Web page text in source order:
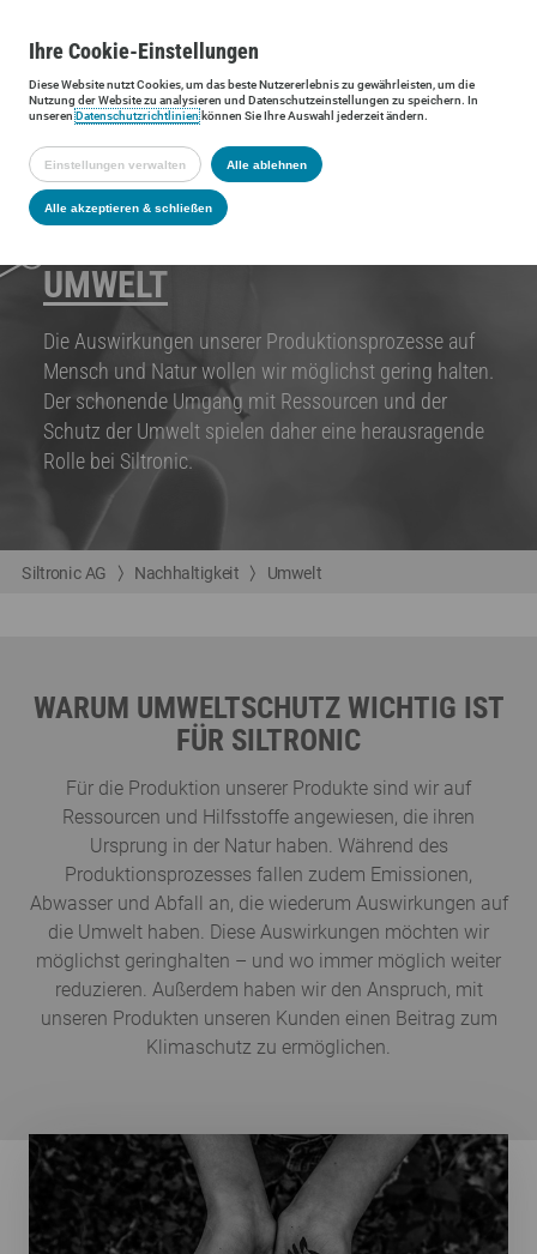
UMWELT
Die Auswirkungen unserer Produktionsprozesse auf
Mensch und Natur wollen wir möglichst gering halten.
Der schonende Umgang mit Ressourcen und der
Schutz der Umwelt spielen daher eine herausragende
Rolle bei Siltronic.
Siltronic AG Nachhaltigkeit Umwelt
WARUM UMWELTSCHUTZ WICHTIG IST
FÜR SILTRONIC
Für die Produktion unserer Produkte sind wir auf
Ressourcen und Hilfsstoffe angewiesen, die ihren
Ursprung in der Natur haben. Während des
Produktionsprozesses fallen zudem Emissionen,
Abwasser und Abfall an, die wiederum Auswirkungen auf
die Umwelt haben. Diese Auswirkungen möchten wir
möglichst geringhalten – und wo immer möglich weiter
reduzieren. Außerdem haben wir den Anspruch, mit
unseren Produkten unseren Kunden einen Beitrag zum
Klimaschutz zu ermöglichen.
IhreCookie-Einstellungen
DieseWebsitenutzt Cookies, um das beste Nutzererlebnis zu gewährleisten, um die
Nutzung derWebsitezu analysieren und Datenschutzeinstellungen zu speichern. In
unserenDatenschutzrichtlinienkönnen Sie Ihre Auswahl jederzeit ändern.
Einstellungen verwalten Alle ablehnen
Alle akzeptieren & schließen